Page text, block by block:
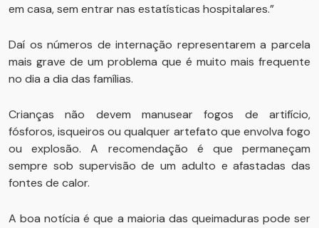
em casa, sem entrar nas estatísticas hospitalares.”
Daí os números de internação representarem a parcela
mais grave de um problema que é muito mais frequente
no dia a dia das famílias.
Crianças não devem manusear fogos de artifício,
fósforos, isqueiros ou qualquer artefato que envolva fogo
ou explosão. A recomendação é que permaneçam
sempre sob supervisão de um adulto e afastadas das
fontes de calor.
A boa notícia é que a maioria das queimaduras pode ser